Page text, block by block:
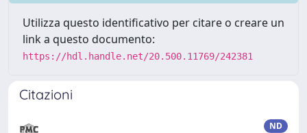
Utilizza questo identificativo per citare o creare un
link a questo documento:
https://hdl.handle.net/20.500.11769/242381
Citazioni
ND